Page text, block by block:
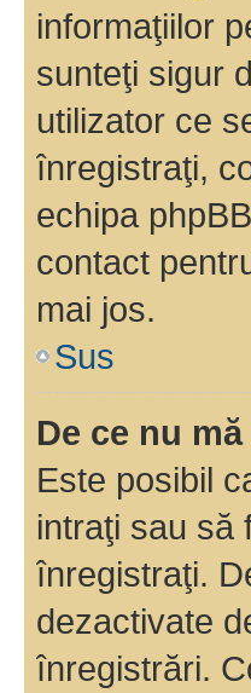
informaţiilor
sunteţi sigur
utilizator ce
înregistraţi,
echipa
contact
mai jos.
Sus
De ce nu
Este posibil
intraţi sau să
înregistraţi.
dezactivate
înregistrări.